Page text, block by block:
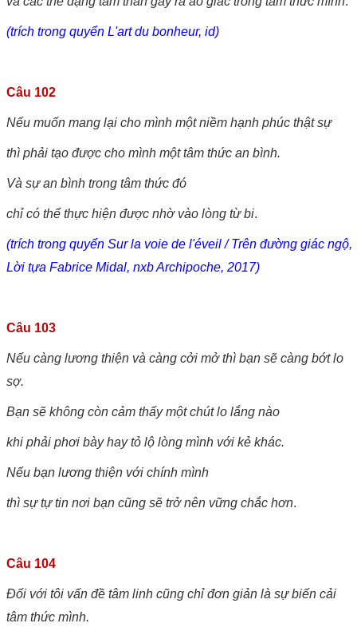
(trích trong quyển L'art du bonheur, id)
Câu 102
Nếu muốn mang lại cho mình một niềm hạnh phúc thật sự
thì phải tạo được cho mình một tâm thức an bình.
Và sự an bình trong tâm thức đó
chỉ có thể thực hiện được nhờ vào lòng từ bi.
(trích trong quyển Sur la voie de l'éveil / Trên đường giác ngộ,
Lời tựa Fabrice Midal, nxb Archipoche, 2017)
Câu 103
Nếu càng lương thiện và càng cởi mở thì bạn sẽ càng bớt lo
sợ.
Bạn sẽ không còn cảm thấy một chút lo lắng nào
khi phải phơi bày hay tỏ lộ lòng mình với kẻ khác.
Nếu bạn lương thiện với chính mình
thì sự tự tin nơi bạn cũng sẽ trở nên vững chắc hơn.
Câu 104
Đối với tôi vấn đề tâm linh cũng chỉ đơn giản là sự biến cải
tâm thức mình.